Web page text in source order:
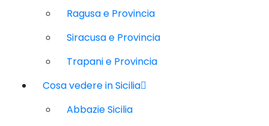
Ragusa e Provincia
Siracusa e Provincia
Trapani e Provincia
Cosa vedere in Sicilia
Abbazie Sicilia